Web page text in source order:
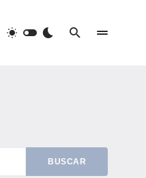
BUSCAR